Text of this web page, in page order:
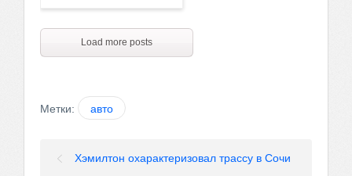
Load more posts
Метки: авто
Хэмилтон охарактеризовал трассу в Сочи